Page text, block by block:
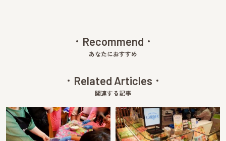
Recommend
あなたにおすすめ
Related Articles
関連する記事